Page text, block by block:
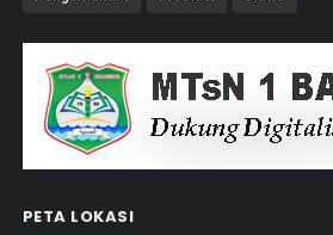
PETA LOKASI